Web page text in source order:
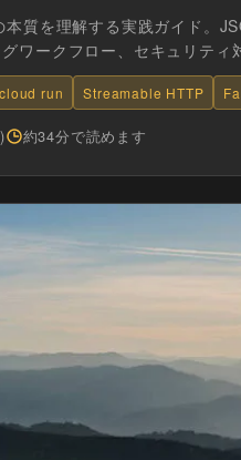
質を理解する実践ガイド。
ワークフロー、セキュリティ
cloud run Streamable HTTP
約34分で読めます